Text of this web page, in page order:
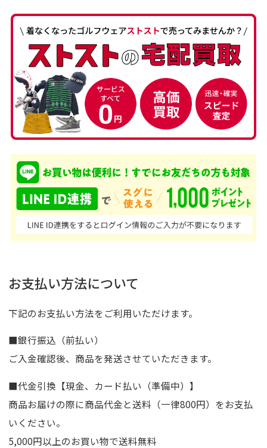
お支払い方法について
下記のお支払い方法をご利用いただけます。
■銀行振込（前払い）
ご入金確認後、商品を発送させていただきます。
■代金引換【現金、カード払い（準備中）】
商品お届けの際に商品代金と送料（一律800円）をお支払
いください。
5,000円以上のお買い物で送料無料